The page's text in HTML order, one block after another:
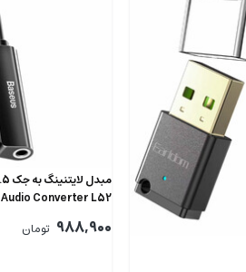
Audio Converter L52
988,900 تومان